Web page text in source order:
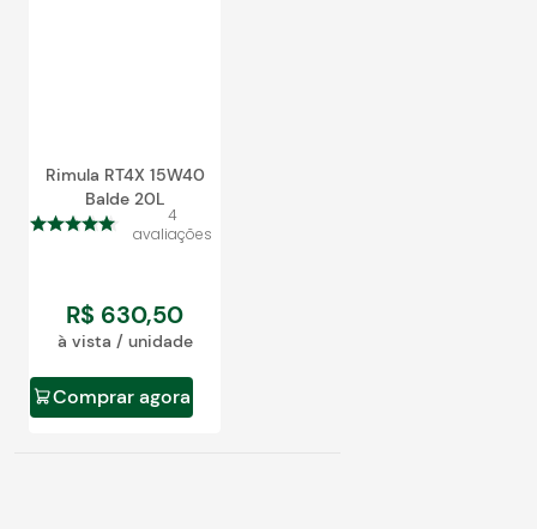
Rimula RT4X 15W40
Balde 20L
4
avaliações
R$ 630,50
à vista / unidade
Comprar agora